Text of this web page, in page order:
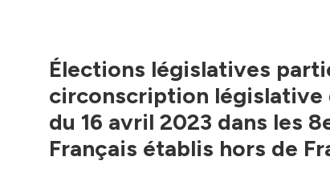
Élections législatives
circonscription législative
du 16 avril 2023 dans les
Français établis hors de